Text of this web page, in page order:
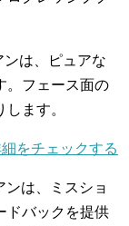
は、ピュアな
。フェース面の
ます。
をチェックする
は、ミスショ
ドバックを提供